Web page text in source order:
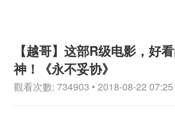
【越哥】这部R级电影，好
神！《永不妥协》
觀看次數: 734903 • 2018-08-22 07:25